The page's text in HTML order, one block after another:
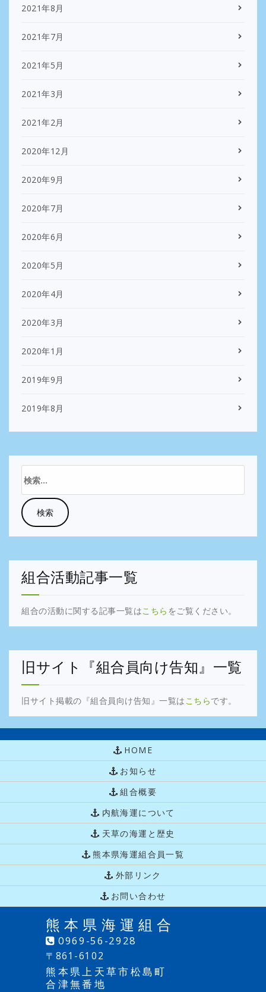
2021年8月
2021年7月
2021年5月
2021年3月
2021年2月
2020年12月
2020年9月
2020年7月
2020年6月
2020年5月
2020年4月
2020年3月
2020年1月
2019年9月
2019年8月
索:
組合活動記事一覧
組合の活動に関する記事一覧はこちら をご覧ください。
旧サイト『組合員向け告知』一覧
旧サイト掲載の『組合員向け告知』一覧はこちらです。
熊本県海運組合
0969-56-2928
〒861-6102
熊本県上天草市松島町
合津無番地
HOME
お知らせ
組合概要
内航海運について
天草の海運と歴史
熊本県海運組合員一覧
外部リンク
お問い合わせ